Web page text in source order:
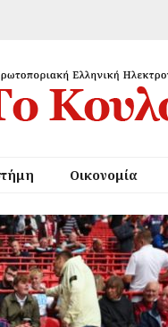
Οικονομία